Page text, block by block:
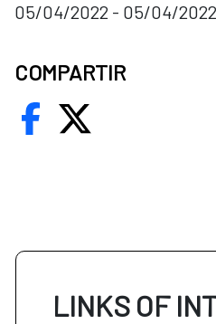
05/04/2022 - 05/04/2022
COMPARTIR
LINKS OF